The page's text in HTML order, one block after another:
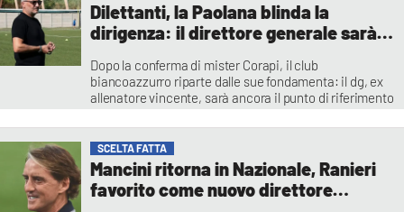
Dilettanti, la Paolana blinda la
dirigenza: il direttore generale sarà
Dopo la conferma di mister Corapi, il club
biancoazzurro riparte dalle sue fondamenta: il dg, ex
allenatore vincente, sarà ancora il punto di riferimento
Vincenzo Primerano
SCELTA FATTA
Mancini ritorna in Nazionale, Ranieri
favorito come nuovo direttore